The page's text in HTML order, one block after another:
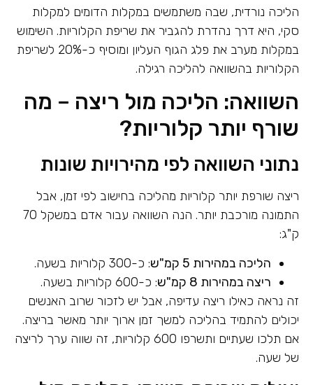
הליכה נורדית, שבה משתמשים במקלות הדומים למקלות
סקי, היא דרך נהדרת להגביר את שריפת הקלוריות. השימוש
במקלות מערב את פלג הגוף העליון ומוסיף כ-20% לשריפת
הקלוריות בהשוואה להליכה רגילה.
השוואה: הליכה מול ריצה – מה
שורף יותר קלוריות?
נתוני השוואה לפי מהירויות שונות
ריצה שורפת יותר קלוריות מהליכה בחישוב לפי זמן, אבל
התמונה מורכבת יותר. הנה השוואה עבור אדם במשקל 70
ק"ג:
הליכה במהירות 5 קמ"ש
: כ-300 קלוריות בשעה.
ריצה במהירות 8 קמ"ש
: כ-600 קלוריות בשעה.
זה נראה כאילו ריצה עדיפה, אבל יש לזכור שרוב האנשים
יכולים להתמיד בהליכה למשך זמן ארוך יותר מאשר בריצה.
אם תלכו שעתיים ותשרפו 600 קלוריות, זה שווה ערך לריצה
של שעה.